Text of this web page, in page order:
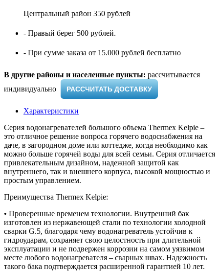
Центральный район 350 рублей
- Правый берег 500 рублей.
- При сумме заказа от 15.000 рублей бесплатно
В другие районы и населенные пункты: рассчитывается
индивидуально ​
РАССЧИТАТЬ ДОСТАВКУ
Характеристики
Серия водонагревателей большого объема Thermex Kelpie –
это отличное решение вопроса горячего водоснабжения на
даче, в загородном доме или коттедже, когда необходимо как
можно больше горячей воды для всей семьи. Серия отличается
привлекательным дизайном, надежной защитой как
внутреннего, так и внешнего корпуса, высокой мощностью и
простым управлением.
Преимущества Thermex Kelpie:
• Проверенные временем технологии. Внутренний бак
изготовлен из нержавеющей стали по технологии холодной
сварки G.5, благодаря чему водонагреватель устойчив к
гидроударам, сохраняет свою целостность при длительной
эксплуатации и не подвержен коррозии на самом уязвимом
месте любого водонагревателя – сварных швах. Надежность
такого бака подтверждается расширенной гарантией 10 лет.